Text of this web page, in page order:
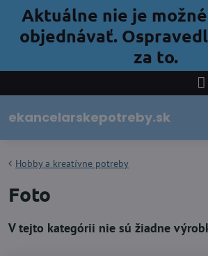
Aktuálne nie je
objednávať.
za to.
ekancelarskepotreby.sk
Hobby a kreatívne potreby
Foto